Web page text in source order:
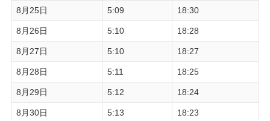
8月25日 5:09 18:30
8月26日 5:10 18:28
8月27日 5:10 18:27
8月28日 5:11 18:25
8月29日 5:12 18:24
8月30日 5:13 18:23